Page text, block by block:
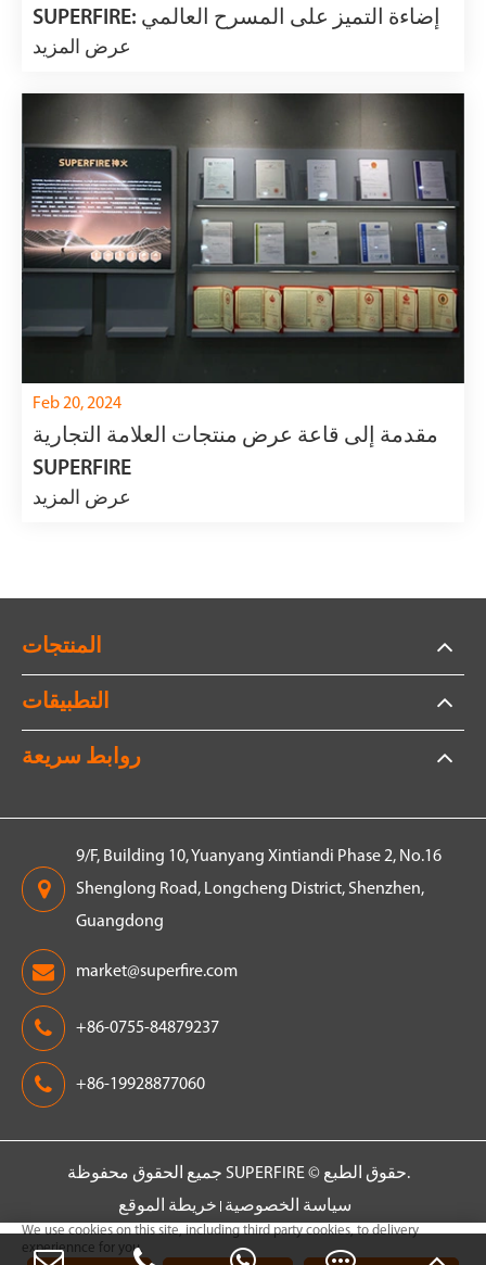
SUPERFIRE: إضاءة التميز على المسرح العالمي
عرض المزيد
Feb 20, 2024
مقدمة إلى قاعة عرض منتجات العلامة التجارية
SUPERFIRE
عرض المزيد
المنتجات
التطبيقات
روابط سريعة
9/F, Building 10, Yuanyang Xintiandi Phase 2, No.16
Shenglong Road, Longcheng District, Shenzhen,
Guangdong
market@superfire.com
+86-0755-84879237
+86-19928877060
حقوق الطبع ©SUPERFIRE
جميع الحقوق محفوظة.
خريطة الموقع سياسة الخصوصية
We use cookies on this site, including third party cookies, to delivery
experiennce for you.